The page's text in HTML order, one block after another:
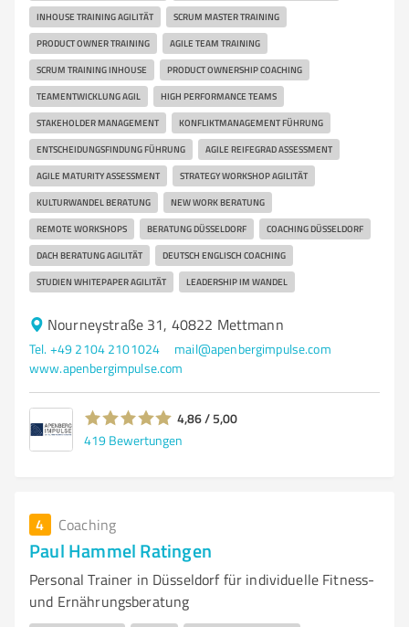
INHOUSE TRAINING AGILITÄT SCRUM MASTER TRAINING
PRODUCT OWNER TRAINING AGILE TEAM TRAINING
SCRUM TRAINING INHOUSE PRODUCT OWNERSHIP COACHING
TEAMENTWICKLUNG AGIL HIGH PERFORMANCE TEAMS
STAKEHOLDER MANAGEMENT KONFLIKTMANAGEMENT FÜHRUNG
ENTSCHEIDUNGSFINDUNG FÜHRUNG AGILE REIFEGRAD ASSESSMENT
AGILE MATURITY ASSESSMENT STRATEGY WORKSHOP AGILITÄT
KULTURWANDEL BERATUNG NEW WORK BERATUNG
REMOTE WORKSHOPS BERATUNG DÜSSELDORF COACHING DÜSSELDORF
DACH BERATUNG AGILITÄT DEUTSCH ENGLISCH COACHING
STUDIEN WHITEPAPER AGILITÄT LEADERSHIP IM WANDEL
Nourneystraße 31, 40822 Mettmann
Tel. +49 2104 2101024
mail@apenbergimpulse.com
www.apenbergimpulse.com
4,86 / 5,00
419 Bewertungen
4 Coaching
Paul Hammel Ratingen
Personal Trainer in Düsseldorf für individuelle Fitness-
und Ernährungsberatung